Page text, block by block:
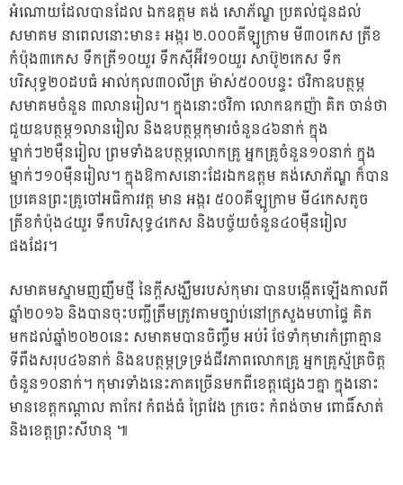
អំណោយដែលបានដែល ឯកឧត្តម គង់ សោភ័ណ្ឌ ប្រគល់ជូនដល់
សមាគម នាពេលនោះមាន៖ អង្ករ ២.០០០គីឡូក្រាម មី៣០កេស ត្រីខ
កំប៉ុង៣កេស ទឹកត្រី១០យួរ ទឹកស៊ីអ៊ីវ១០យួរ សាប៊ូ២កេស ទឹក
បរិសុទ្ធ២០ដបធំ អាល់កុល៣០លីត្រ ម៉ាស់៥០០បន្ទះ ថវិកាឧបត្ថម្ភ
សមាគមចំនួន ៣លានរៀល។ ក្នុងនោះថវិកា លោកឧកញ៉ា គិត ចាន់ថា
ជួយឧបត្ថម្ភ១លានរៀល និងឧបត្ថម្ភកុមារចំនួន៤៦នាក់ ក្នុង
ម្នាក់ៗ២ម៉ឺនរៀល ព្រមទាំងឧបត្ថម្ភលោកគ្រូ អ្នកគ្រូចំនួន១០នាក់ ក្នុង
ម្នាក់ៗ១០ម៉ឺនរៀល។ ក្នុងឱកាសនោះដែរឯកឧត្តម គង់សោភ័ណ្ឌ ក៏បាន
ប្រគេនព្រះគ្រូចៅអធិការវត្ត មាន អង្ករ ៥០០គីឡូក្រាម មី៤កេសតូច
ត្រីខកំប៉ុង៤យួរ ទឹកបរិសុទ្ធ៤កេស និងបច្ច័យចំនួន៤០ម៉ឺនរៀល
ផងដែរ។
សមាគមស្នាមញញឹមថ្មី នៃក្តីសង្ឃឹមរបស់កុមារ បានបង្កើតឡើងកាលពី
ឆ្នាំ២០១៦ និងបានចុះបញ្ជីត្រឹមត្រូវតាមច្បាប់នៅក្រសួងមហាផ្ទៃ គិត
មកដល់ឆ្នាំ២០២០នេះ សមាគមបានចិញ្ចឹម អប់រំ ថែទាំកុមារកំព្រាគ្មាន
ទីពឹងសរុប៤៦នាក់ និងឧបត្ថម្ភទ្រទ្រង់ជីវភាពលោកគ្រូ អ្នកគ្រូស្ម័គ្រចិត្ត
ចំនួន១០នាក់។ កុមារទាំងនេះភាគច្រើនមកពីខេត្តផ្សេងៗគ្នា ក្នុងនោះ
មានខេត្តកណ្តាល តាកែវ កំពង់ធំ ព្រៃវែង ក្រចេះ កំពង់ចាម ពោធិ៍សាត់
និងខេត្តព្រះសីហនុ ៕